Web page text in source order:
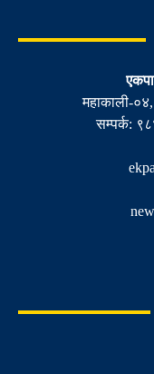
महाकाली-
सम्पर्क: